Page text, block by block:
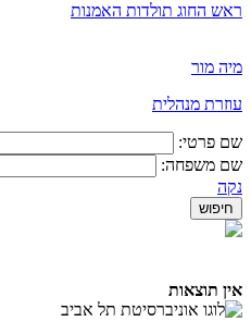
ראש החוג תולדות האמנות
מיה מור
​עוזרת מנהלית
שם פרטי:
שם משפחה:
נקה
אין תוצאות